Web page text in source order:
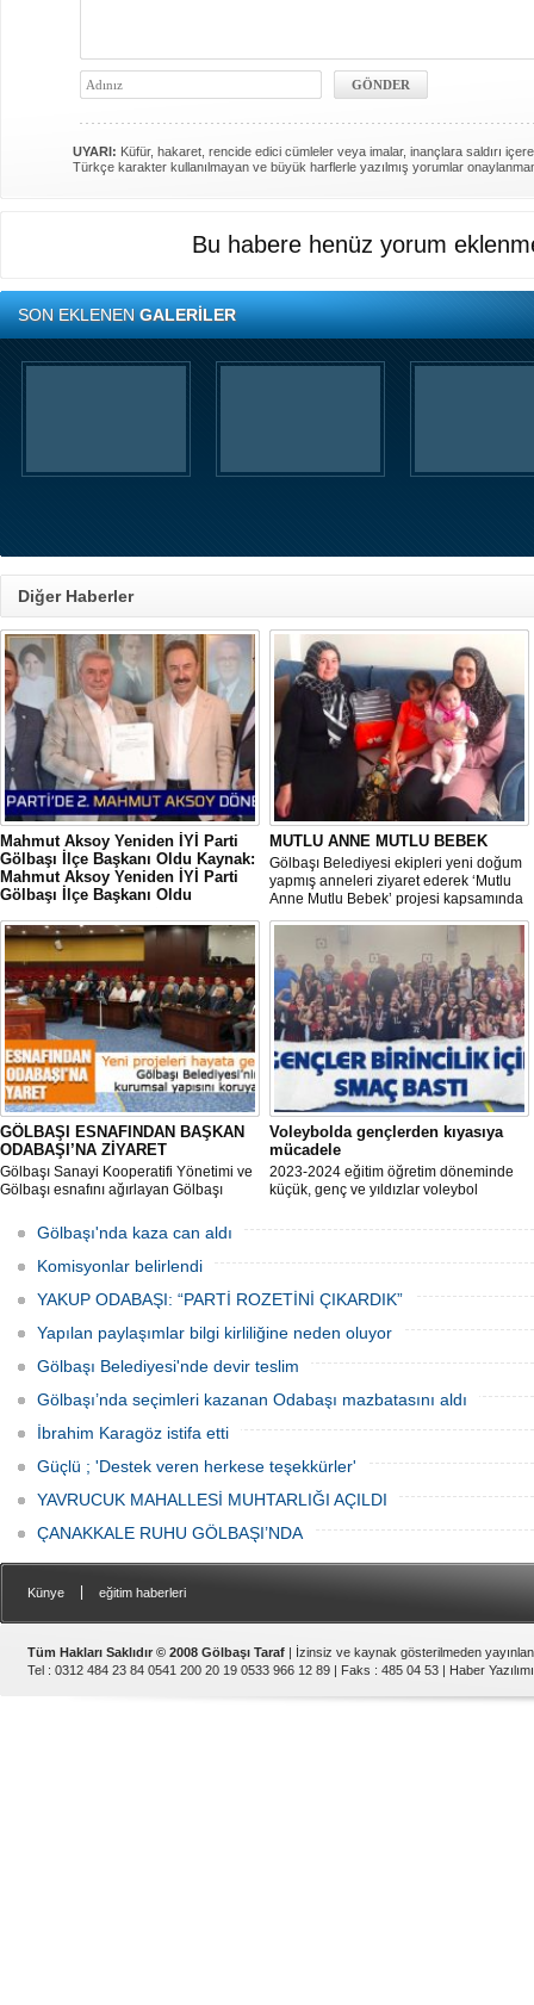
UYARI: Küfür, hakaret, rencide edici cümleler veya imalar, inançlara saldırı
Türkçe karakter kullanılmayan ve büyük harflerle yazılmış yorumlar
Bu habere henüz yorum
SON EKLENENGALERİLER
Diğer Haberler
Mahmut Aksoy Yeniden İYİ Parti
Gölbaşı İlçe Başkanı Oldu Kaynak:
Mahmut Aksoy Yeniden İYİ Parti
Gölbaşı İlçe Başkanı Oldu
Mahmut Aksoy Yeniden İYİ Parti Gölbaşı
İlçe Başkanı Oldu
MUTLU ANNE MUTLU BEBEK
Gölbaşı Belediyesi ekipleri yeni doğum
yapmış anneleri ziyaret ederek ‘Mutlu
Anne Mutlu Bebek’ projesi kapsamında
hem içerisinde doğum sonrası temel
ediyor hem de uygulamalı eğitim
veriyor.
GÖLBAŞI ESNAFINDAN BAŞKAN
ODABAŞI’NA ZİYARET
Gölbaşı Sanayi Kooperatifi Yönetimi ve
Gölbaşı esnafını ağırlayan Gölbaşı
istişare ile yöneteceklerini belirterek
“Yeni projeleri hayata geçireceğiz.
Gölbaşı’mızın daha yaşanabilir, daha
düzgün, daha temiz olması için
Voleybolda gençlerden kıyasıya
mücadele
2023-2024 eğitim öğretim döneminde
küçük, genç ve yıldızlar voleybol
Gölbaşı'nda kaza can aldı
Komisyonlar belirlendi
YAKUP ODABAŞI: “PARTİ ROZETİNİ ÇIKARDIK”
Yapılan paylaşımlar bilgi kirliliğine neden oluyor
Gölbaşı Belediyesi'nde devir teslim
Gölbaşı’nda seçimleri kazanan Odabaşı mazbatasını aldı
İbrahim Karagöz istifa etti
Güçlü ; 'Destek veren herkese teşekkürler'
YAVRUCUK MAHALLESİ MUHTARLIĞI AÇILDI
ÇANAKKALE RUHU GÖLBAŞI’NDA
Künye eğitim haberleri
Tüm Hakları Saklıdır © 2008 Gölbaşı Taraf | İzinsiz ve kaynak gösterilmeden
Tel : 0312 484 23 84 0541 200 20 19 0533 966 12 89 | Faks : 485 04 53 | Haber Yazılımı